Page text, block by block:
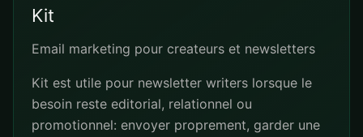
Kit
Email marketing pour createurs et newsletters
Kit est utile pour newsletter writers lorsque le
besoin reste editorial, relationnel ou
promotionnel: envoyer proprement, garder une